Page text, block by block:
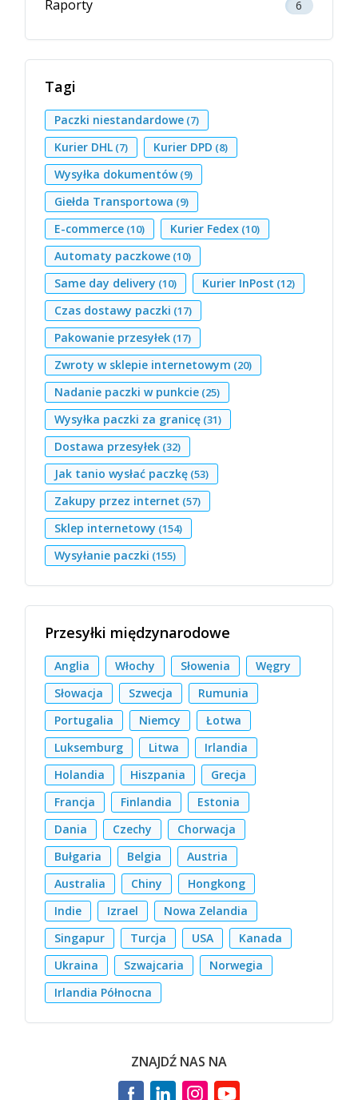
ZNAJDŹ NAS NA
Raporty 6
Tagi
Paczki niestandardowe (7)
Kurier DHL (7) Kurier DPD (8)
Wysyłka dokumentów(9)
Giełda Transportowa (9)
E-commerce (10) Kurier Fedex (10)
Automaty paczkowe (10)
Same day delivery (10) Kurier InPost (12)
Czas dostawy paczki (17)
Pakowanie przesyłek (17)
Zwroty w sklepie internetowym (20)
Nadanie paczki w punkcie (25)
Wysyłka paczki za granicę (31)
Dostawa przesyłek (32)
Jak tanio wysłać paczkę (53)
Zakupy przez internet (57)
Sklep internetowy (154)
Wysyłanie paczki (155)
Przesyłki międzynarodowe
Anglia Włochy Słowenia
Węgry
Słowacja
Szwecja
Rumunia
Portugalia
Niemcy
Łotwa
Luksemburg
Litwa
Irlandia
Holandia
Hiszpania
Grecja
Francja
Finlandia
Estonia
Dania
Czechy
Chorwacja
Bułgaria
Belgia
Austria
Australia
Chiny
Hongkong
Indie
Izrael
Nowa Zelandia
Singapur
Turcja USA
Kanada
Ukraina
Szwajcaria
Norwegia
Irlandia Północna